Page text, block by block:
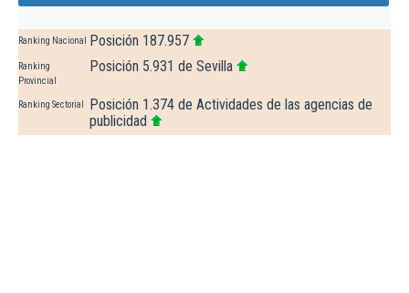
Ranking Nacional Posición 187.957
Ranking
Provincial
Posición 5.931 de Sevilla
Ranking Sectorial
Posición 1.374 de Actividades de las agencias de
publicidad